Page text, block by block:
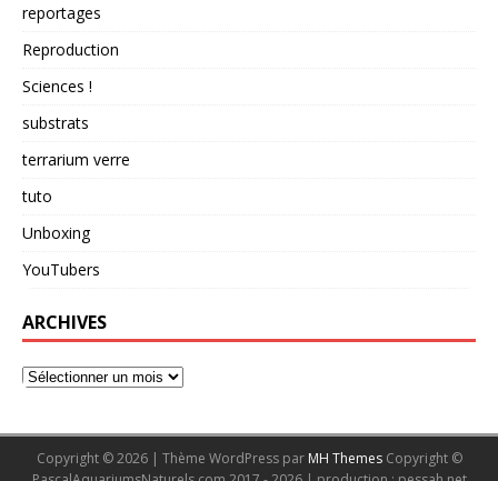
reportages
Reproduction
Sciences !
substrats
terrarium verre
tuto
Unboxing
YouTubers
ARCHIVES
Copyright © 2026 | Thème WordPress par MH ThemesCopyright ©